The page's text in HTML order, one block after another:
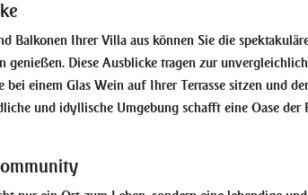
Balkonen Ihrer Villa aus können Sie die
genießen. Diese Ausblicke tragen zur
bei einem Glas Wein auf Ihrer Terrasse sitzen und
und idyllische Umgebung schafft eine Oase